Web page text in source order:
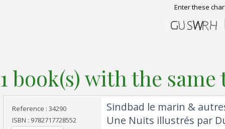
Enter these
1 book(s) with the
Reference : 34290
ISBN : 9782717728552
‎Sindbad le marin &
Une Nuits illustrés par